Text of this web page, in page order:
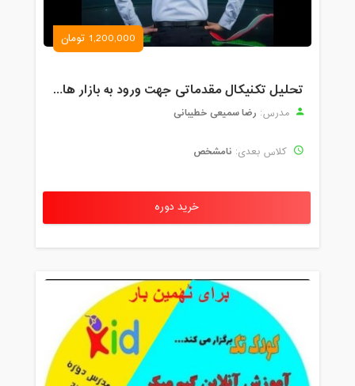
1,200,000 تومان
تحلیل تکنیکال مقدماتی جهت ورود به بازار های مالی (رمز ارز و فارکس )
مدرس: رضا سمیعی خطیبانی
کلاس بعدی: نامشخص
خرید دوره